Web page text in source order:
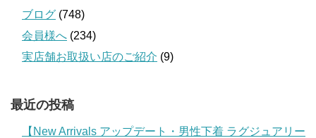
ブログ (748)
会員様へ (234)
実店舗お取扱い店のご紹介 (9)
最近の投稿
【New Arrivals アップデート・男性下着 ラグジュアリー